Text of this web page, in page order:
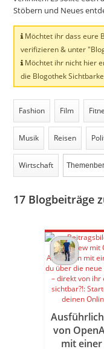
Stöbern und Neues
Möchtet ihr dass eure
verifizieren & unter
Möchtet ihr nicht hier
die Blogothek
Fashion Film
Musik Reisen
Wirtschaft
17 Blogbeiträge
von
mit